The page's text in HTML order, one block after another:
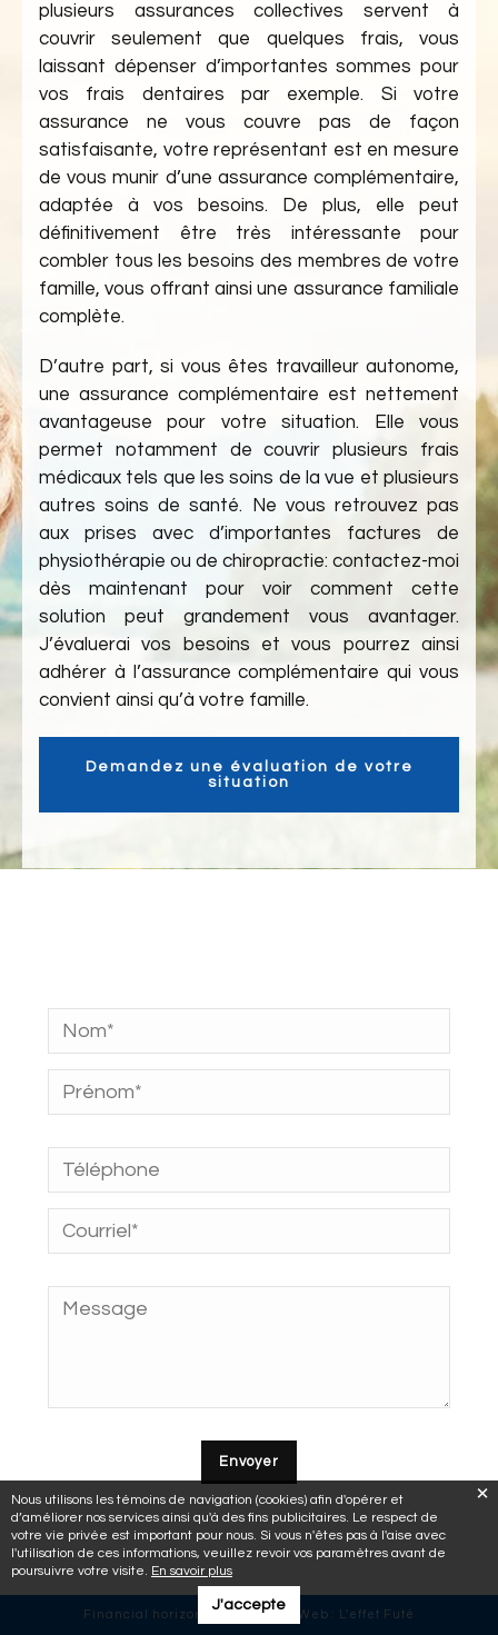
plusieurs assurances collectives servent à
couvrir seulement que quelques frais, vous
laissant dépenser d’importantes sommes pour
vos frais dentaires par exemple. Si votre
assurance ne vous couvre pas de façon
satisfaisante, votre représentant est en mesure
de vous munir d’une assurance complémentaire,
adaptée à vos besoins. De plus, elle peut
définitivement être très intéressante pour
combler tous les besoins des membres de votre
famille, vous offrant ainsi une assurance familiale
complète.
D’autre part, si vous êtes travailleur autonome,
une assurance complémentaire est nettement
avantageuse pour votre situation. Elle vous
permet notamment de couvrir plusieurs frais
médicaux tels que les soins de la vue et plusieurs
autres soins de santé. Ne vous retrouvez pas
aux prises avec d’importantes factures de
physiothérapie ou de chiropractie: contactez-moi
dès maintenant pour voir comment cette
solution peut grandement vous avantager.
J’évaluerai vos besoins et vous pourrez ainsi
adhérer à l’assurance complémentaire qui vous
convient ainsi qu’à votre famille.
Demandez une évaluation de votre
situation
Financial horizons © 2018 | Site Web : L'effet Futé
Nous utilisons les témoins de navigation (cookies) afin d'opérer et
d’améliorer nos services ainsi qu'à des fins publicitaires. Le respect de
votre vie privée est important pour nous. Si vous n'êtes pas à l'aise avec
l'utilisation de ces informations, veuillez revoir vos paramètres avant de
poursuivre votre visite. En savoir plus
J'accepte